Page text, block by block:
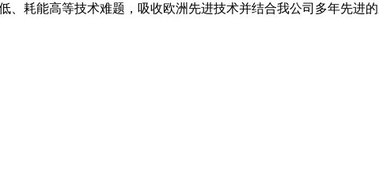
、耗能高等技术难题，吸收欧洲先进技术并结合我公司多年先进